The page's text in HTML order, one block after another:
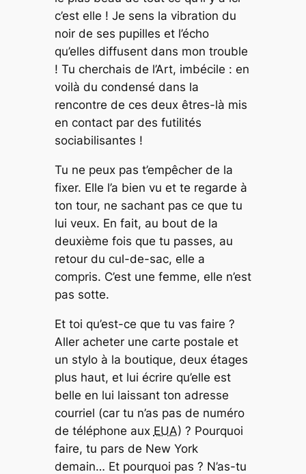
c’est elle ! Je sens la vibration du
noir de ses pupilles et l’écho
qu’elles diffusent dans mon trouble
! Tu cherchais de l’Art, imbécile : en
voilà du condensé dans la
rencontre de ces deux êtres-là mis
en contact par des futilités
sociabilisantes !
Tu ne peux pas t’empêcher de la
fixer. Elle l’a bien vu et te regarde à
ton tour, ne sachant pas ce que tu
lui veux. En fait, au bout de la
deuxième fois que tu passes, au
retour du cul-de-sac, elle a
compris. C’est une femme, elle n’est
pas sotte.
Et toi qu’est-ce que tu vas faire ?
Aller acheter une carte postale et
un stylo à la boutique, deux étages
plus haut, et lui écrire qu’elle est
belle en lui laissant ton adresse
courriel (car tu n’as pas de numéro
de téléphone aux EUA) ? Pourquoi
faire, tu pars de New York
demain… Et pourquoi pas ? N’as-tu